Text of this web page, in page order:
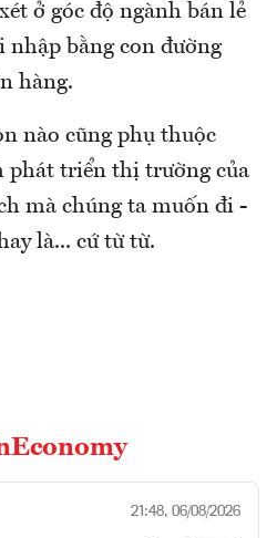
ở góc độ ngành bán lẻ
nhập bằng con đường
hàng.
nào cũng phụ thuộc
phát triển thị trường của
mà chúng ta muốn đi -
là... cứ từ từ.
21:48, 06/08/2026